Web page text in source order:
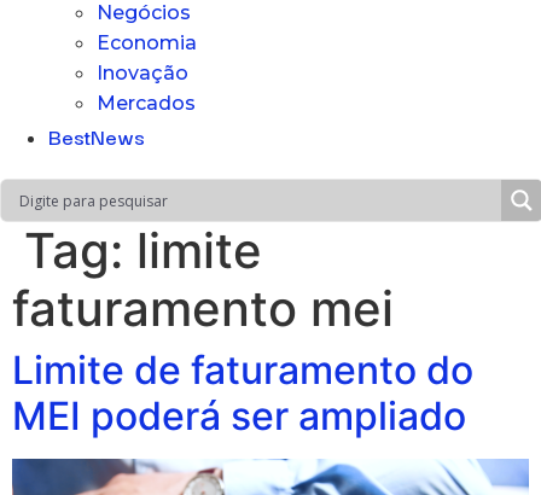
Negócios
Economia
Inovação
Mercados
BestNews
Tag: limite
faturamento mei
Limite de faturamento do
MEI poderá ser ampliado